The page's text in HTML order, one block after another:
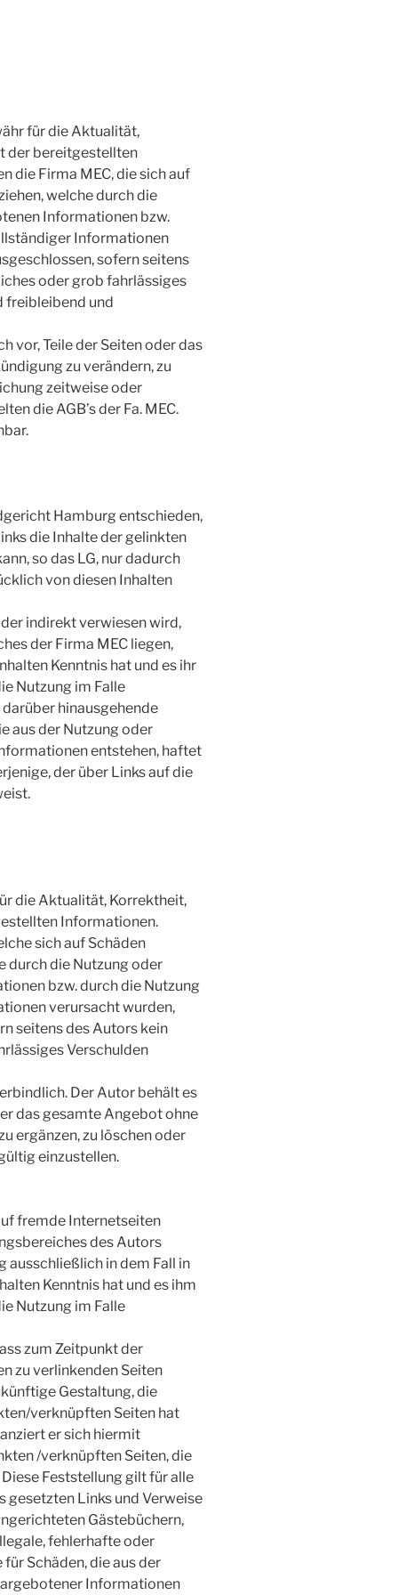
für die Aktualität,
der bereitgestellten
die Firma MEC, die sich auf
welche durch die
Informationen bzw.
Informationen
sofern seitens
oder grob fahrlässiges
freibleibend und
vor, Teile der Seiten oder das
zu verändern, zu
zeitweise oder
die AGB’s der Fa. MEC.
Hamburg entschieden,
die Inhalte der gelinkten
so das LG, nur dadurch
von diesen Inhalten
indirekt verwiesen wird,
der Firma MEC liegen,
Kenntnis hat und es ihr
Nutzung im Falle
hinausgehende
aus der Nutzung oder
entstehen, haftet
der über Links auf die
die Aktualität, Korrektheit,
Informationen.
sich auf Schäden
durch die Nutzung oder
bzw. durch die Nutzung
verursacht wurden,
seitens des Autors kein
Verschulden
Der Autor behält es
das gesamte Angebot ohne
ergänzen, zu löschen oder
einzustellen.
fremde Internetseiten
des Autors
ausschließlich in dem Fall in
Kenntnis hat und es ihm
Nutzung im Falle
zum Zeitpunkt der
zu verlinkenden Seiten
Gestaltung, die
verknüpften Seiten hat
er sich hiermit
/verknüpften Seiten, die
Feststellung gilt für alle
gesetzten Links und Verweise
Gästebüchern,
fehlerhafte oder
Schäden, die aus der
Informationen